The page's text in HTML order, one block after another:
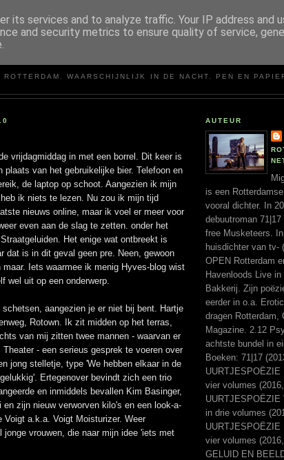
ROTTERDAM. WAARSCHIJNLIJK IN DE NACHT. PEN EN
vrijdagmiddag in met een borrel. Dit keer is
plaats van het gebruikelijke bier. Telefoon en
de laptop op schoot. Aangezien ik mijn
ik niets te lezen. Nu zou ik mijn tijd
nieuws online, maar ik voel er meer voor
even aan de slag te zetten. onder het
Het enige wat ontbreekt is
dat is in dit geval geen pre. Neen, gewoon
Iets waarmee ik menig Hyves-blog wist
wel uit op een onderwerp.
schetsen, aangezien je er niet bij bent. Hartje
Rotown. Ik zit midden op het terras,
van mij zitten twee mannen - waarvan er
- een serieus gesprek te voeren over
jong stelletje, type 'We hebben elkaar in de
Ertegenover bevindt zich een trio
en inmiddels bevallen Kim Basinger,
en zijn nieuw verworven kilo's en een look-a-
Voigt a.k.a. Voigt Moisturizer. Weer
jonge vrouwen, die naar mijn idee 'iets met
AUTEUR
is een
vooral dichter. In
debuutroman
free Musketeers.
huisdichter van tv-
OPEN Rotterdam
Havenloods Live
Bakkerij. Zijn
eerder in o.a.
dragen Rotterdam,
Magazine. 2.12
achtste bundel in
Boeken: 71|17
vier volumes
UURTJESPOËZIE
in drie volumes
vier volumes
GELUID EN
its services and to analyze traffic. Your IP address and
and security metrics to ensure quality of service,